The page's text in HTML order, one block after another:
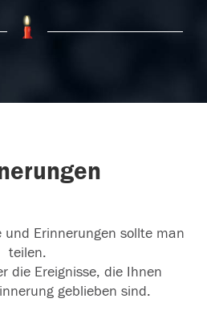
und Erinnerungen sollte man
teilen.
die Ereignisse, die Ihnen
geblieben sind.